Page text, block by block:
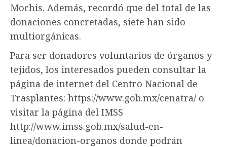
Mochis. Además, recordó que del total de las
donaciones concretadas, siete han sido
multiorgánicas.
Para ser donadores voluntarios de órganos y
tejidos, los interesados pueden consultar la
página de internet del Centro Nacional de
Trasplantes: https://www.gob.mx/cenatra/ o
visitar la página del IMSS
http://www.imss.gob.mx/salud-en-
linea/donacion-organos donde podrán